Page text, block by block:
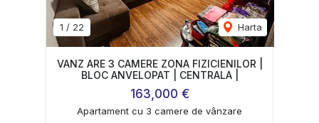
1 / 22 Harta
VANZ ARE 3 CAMERE ZONA FIZICIENILOR |
BLOC ANVELOPAT | CENTRALA |
163,000 €
Apartament cu 3 camere de vânzare